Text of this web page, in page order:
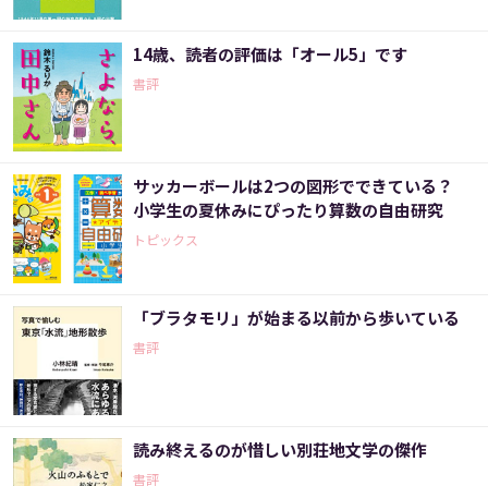
14歳、読者の評価は「オール5」です
書評
サッカーボールは2つの図形でできている？
小学生の夏休みにぴったり算数の自由研究
トピックス
「ブラタモリ」が始まる以前から歩いている
書評
読み終えるのが惜しい別荘地文学の傑作
書評